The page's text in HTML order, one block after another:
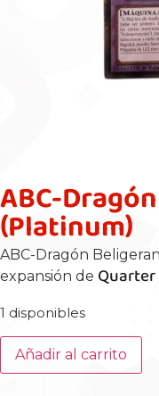
ABC-
(Platinum)
ABC-Dragón
expansión de
1 disponibles
Añadir al carrito